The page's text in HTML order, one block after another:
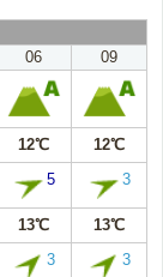
06 09
12℃ 12℃
5 3
13℃ 13℃
3 3